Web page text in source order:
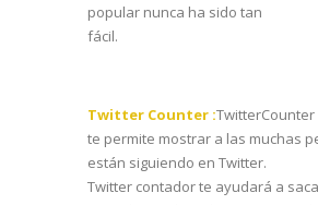
popular nunca ha sido tan
fácil.
Twitter Counter :TwitterCounter
te permite mostrar a las muchas
están siguiendo en Twitter.
Twitter contador te ayudará a